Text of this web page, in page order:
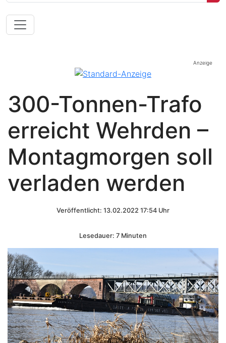
Anzeige
300-Tonnen-Trafo
erreicht Wehrden –
Montagmorgen soll
verladen werden
Veröffentlicht: 13.02.2022 17:54 Uhr
Lesedauer: 7 Minuten